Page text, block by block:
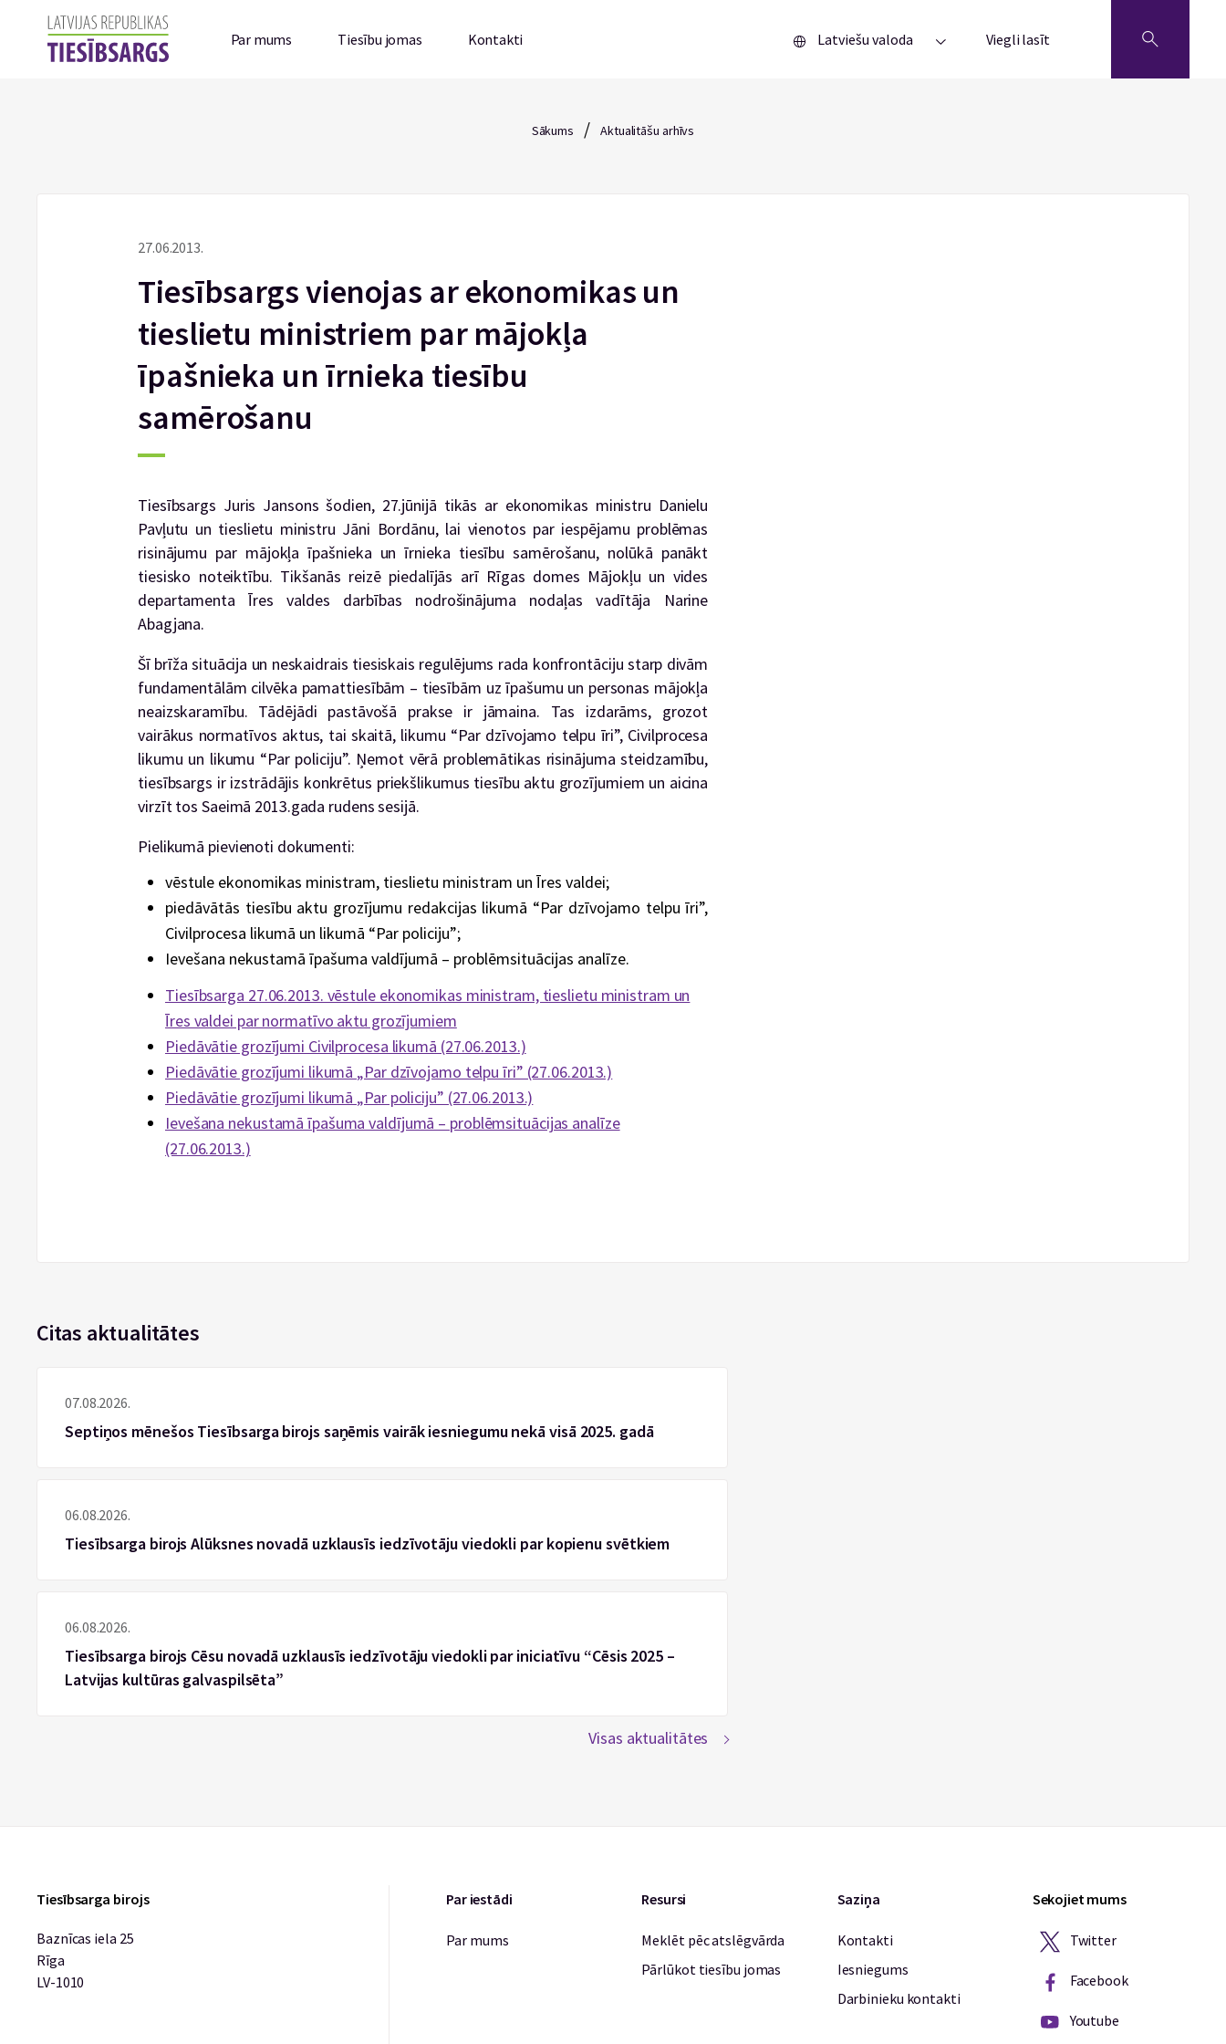
Par mums Tiesību jomas Kontakti Latviešu valoda Viegli lasīt
Sākums / Aktualitāšu arhīvs
27.06.2013.
Tiesībsargs vienojas ar ekonomikas un
tieslietu ministriem par mājokļa
īpašnieka un īrnieka tiesību
samērošanu
Tiesībsargs Juris Jansons šodien, 27.jūnijā tikās ar ekonomikas ministru Danielu
Pavļutu un tieslietu ministru Jāni Bordānu, lai vienotos par iespējamu problēmas
risinājumu par mājokļa īpašnieka un īrnieka tiesību samērošanu, nolūkā panākt
tiesisko noteiktību. Tikšanās reizē piedalījās arī Rīgas domes Mājokļu un vides
departamenta Īres valdes darbības nodrošinājuma nodaļas vadītāja Narine
Abagjana.
Šī brīža situācija un neskaidrais tiesiskais regulējums rada konfrontāciju starp divām
fundamentālām cilvēka pamattiesībām – tiesībām uz īpašumu un personas mājokļa
neaizskaramību. Tādējādi pastāvošā prakse ir jāmaina. Tas izdarāms, grozot
vairākus normatīvos aktus, tai skaitā, likumu “Par dzīvojamo telpu īri”, Civilprocesa
likumu un likumu “Par policiju”. Ņemot vērā problemātikas risinājuma steidzamību,
tiesībsargs ir izstrādājis konkrētus priekšlikumus tiesību aktu grozījumiem un aicina
virzīt tos Saeimā 2013.gada rudens sesijā.
Pielikumā pievienoti dokumenti:
vēstule ekonomikas ministram, tieslietu ministram un Īres valdei;
piedāvātās tiesību aktu grozījumu redakcijas likumā “Par dzīvojamo telpu īri”,
Civilprocesa likumā un likumā “Par policiju”;
Ievešana nekustamā īpašuma valdījumā – problēmsituācijas analīze.
Tiesībsarga 27.06.2013. vēstule ekonomikas ministram, tieslietu ministram un
Īres valdei par normatīvo aktu grozījumiem
Piedāvātie grozījumi Civilprocesa likumā (27.06.2013.)
Piedāvātie grozījumi likumā „Par dzīvojamo telpu īri” (27.06.2013.)
Piedāvātie grozījumi likumā „Par policiju” (27.06.2013.)
Ievešana nekustamā īpašuma valdījumā – problēmsituācijas analīze
(27.06.2013.)
Citas aktualitātes
07.08.2026.
Septiņos mēnešos Tiesībsarga birojs saņēmis vairāk iesniegumu nekā visā 2025. gadā
06.08.2026.
Tiesībsarga birojs Alūksnes novadā uzklausīs iedzīvotāju viedokli par kopienu svētkiem
06.08.2026.
Tiesībsarga birojs Cēsu novadā uzklausīs iedzīvotāju viedokli par iniciatīvu “Cēsis 2025 –
Latvijas kultūras galvaspilsēta”
Visas aktualitātes
Tiesībsarga birojs
Baznīcas iela 25
Rīga
LV-1010
Par iestādi
Par mums
Resursi
Meklēt pēc atslēgvārda
Pārlūkot tiesību jomas
Saziņa
Kontakti
Iesniegums
Darbinieku kontakti
Sekojiet mums
Twitter
Facebook
Youtube